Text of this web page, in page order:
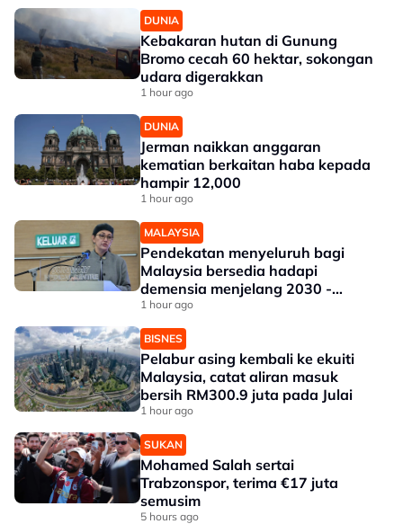
DUNIA
Kebakaran hutan di Gunung
Bromo cecah 60 hektar, sokongan
udara digerakkan
1 hour ago
DUNIA
Jerman naikkan anggaran
kematian berkaitan haba kepada
hampir 12,000
1 hour ago
MALAYSIA
Pendekatan menyeluruh bagi
Malaysia bersedia hadapi
demensia menjelang 2030 -
Hanifah
1 hour ago
BISNES
Pelabur asing kembali ke ekuiti
Malaysia, catat aliran masuk
bersih RM300.9 juta pada Julai
1 hour ago
SUKAN
Mohamed Salah sertai
Trabzonspor, terima €17 juta
semusim
5 hours ago